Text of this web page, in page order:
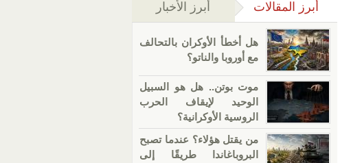
أبرز المقالات (علامة التبويب النشطة)
أبرز الأخبار
هل أخطأ الأوكران بالتحالف
مع أوروبا والناتو؟
موت بوتن.. هل هو السبيل
الوحيد لإيقاف الحرب
الروسية الأوكرانية؟
من يقتل هؤلاء؟ عندما تصبح
البروباغاندا طريقًا إلى